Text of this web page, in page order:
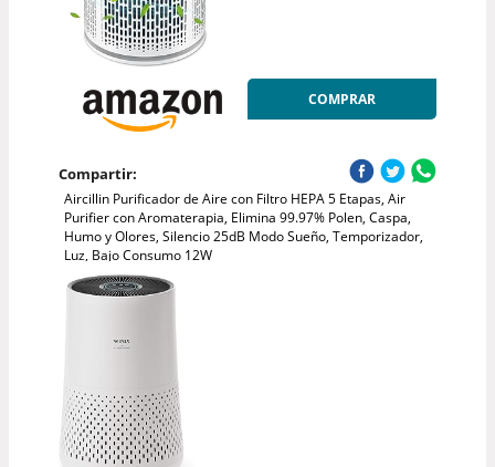
COMPRAR
Compartir:
Aircillin Purificador de Aire con Filtro HEPA 5 Etapas, Air
Purifier con Aromaterapia, Elimina 99.97% Polen, Caspa,
Humo y Olores, Silencio 25dB Modo Sueño, Temporizador,
Luz, Bajo Consumo 12W